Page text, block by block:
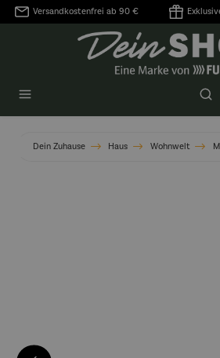
springen
Versandkostenfrei ab 90 €
Dein Zuhause Haus Wohnwelt